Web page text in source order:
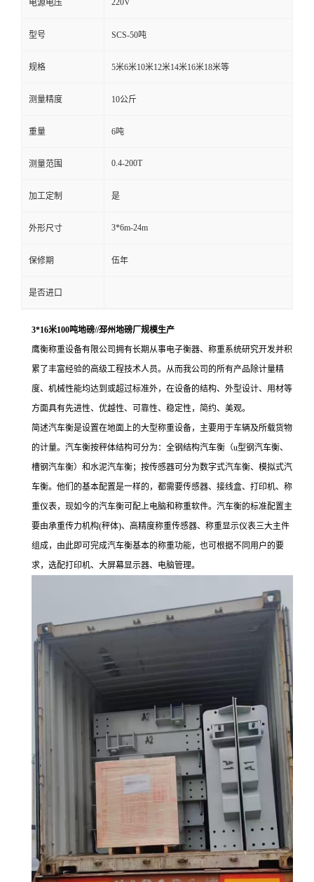
电源电压
型号 SCS-50吨
规格 5米6米10米12米14米16米18米等
测量精度 10公斤
重量 6吨
测量范围 0.4-200T
加工定制 是
外形尺寸 3*6m-24m
保修期 伍年
是否进口
3*16米100吨地磅//邳州地磅厂规模生产
鹰衡称重设备有限公司拥有长期从事电子衡器、称重系统研究开发并积
累了丰富经验的高级工程技术人员。从而我公司的所有产品除计量精
度、机械性能均达到或超过标准外，在设备的结构、外型设计、用材等
方面具有先进性、优越性、可靠性、稳定性，简约、美观。
简述汽车衡是设置在地面上的大型称重设备，主要用于车辆及所载货物
的计量。汽车衡按秤体结构可分为：全钢结构汽车衡（u型钢汽车衡、
槽钢汽车衡）和水泥汽车衡；按传感器可分为数字式汽车衡、模拟式汽
车衡。他们的基本配置是一样的，都需要传感器、接线盒、打印机、称
重仪表，现如今的汽车衡可配上电脑和称重软件。汽车衡的标准配置主
要由承重传力机构(秤体)、高精度称重传感器、称重显示仪表三大主件
组成，由此即可完成汽车衡基本的称重功能，也可根据不同用户的要
求，选配打印机、大屏幕显示器、电脑管理。